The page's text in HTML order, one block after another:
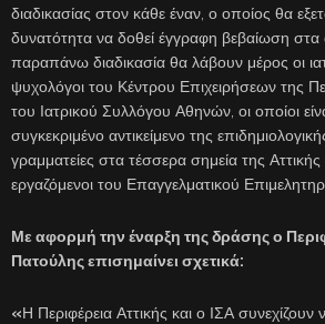
διαδικασίας στον κάθε έναν, ο οποίος θα
δυνατότητα να δοθεί έγγραφη βεβαίωση στα
παραπάνω διαδικασία θα λάβουν μέρος οι
ψυχολόγοι του Κέντρου Επιχειρήσεων της
του Ιατρικού Συλλόγου Αθηνών, οι οποίοι
συγκεκριμένο αντικείμενο της
γραμματείες στα τέσσερα σημεία της
εργαζόμενοι του Επαγγελματικού
Με αφορμή την έναρξη της δράσης ο
Πατούλης επισημαίνει σχετικά:
«Η Περιφέρεια Αττικής και ο ΙΣΑ